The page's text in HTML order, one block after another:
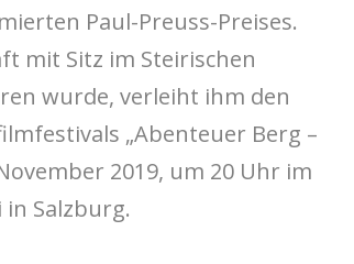
Paul-Preuss-Preises.
mit Sitz im Steirischen
wurde, verleiht ihm den
„Abenteuer Berg –
2019, um 20 Uhr im
Salzburg.